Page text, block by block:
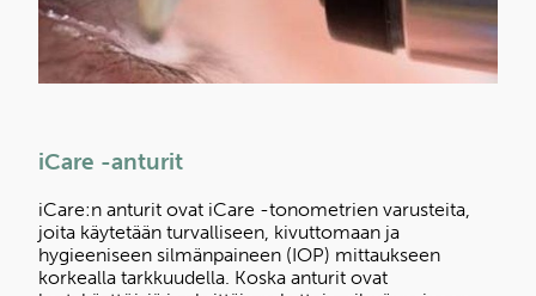
iCare -anturit
iCare:n anturit ovat iCare -tonometrien varusteita,
joita käytetään turvalliseen, kivuttomaan ja
hygieeniseen silmänpaineen (IOP) mittaukseen
korkealla tarkkuudella. Koska anturit ovat